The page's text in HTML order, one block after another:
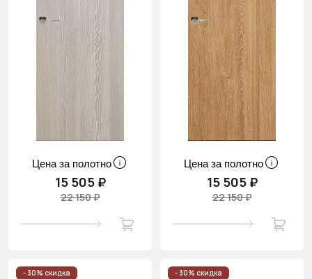
Цена за полотно
15 505 ₽
22 150 ₽
Цена за полотно
15 505 ₽
22 150 ₽
- 30% скидка - 30% скидка